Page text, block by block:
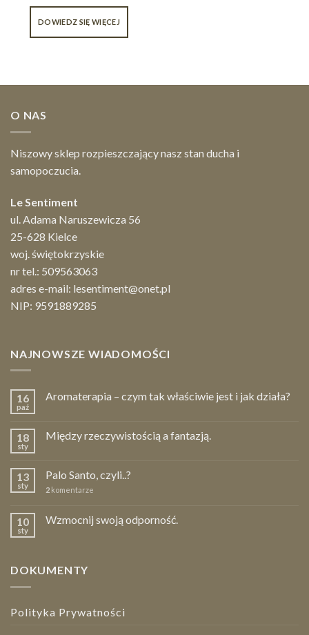
DOWIEDZ SIĘ WIĘCEJ
O NAS
Niszowy sklep rozpieszczający nasz stan ducha i
samopoczucia.
Le Sentiment
ul. Adama Naruszewicza 56
25-628 Kielce
woj. świętokrzyskie
nr tel.: 509563063
adres e-mail: lesentiment@onet.pl
NIP: 9591889285
NAJNOWSZE WIADOMOŚCI
16
paź
Aromaterapia – czym tak właściwie jest i jak działa?
18
sty
Między rzeczywistością a fantazją.
13
sty
Palo Santo, czyli..?
2 komentarze
10
sty
Wzmocnij swoją odporność.
DOKUMENTY
Polityka Prywatności